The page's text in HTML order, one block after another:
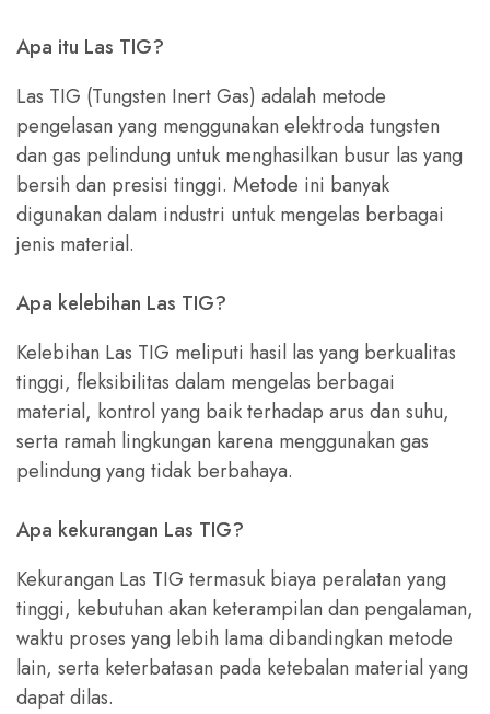
Apa itu Las TIG?
Las TIG (Tungsten Inert Gas) adalah metode
pengelasan yang menggunakan elektroda tungsten
dan gas pelindung untuk menghasilkan busur las yang
bersih dan presisi tinggi. Metode ini banyak
digunakan dalam industri untuk mengelas berbagai
jenis material.
Apa kelebihan Las TIG?
Kelebihan Las TIG meliputi hasil las yang berkualitas
tinggi, fleksibilitas dalam mengelas berbagai
material, kontrol yang baik terhadap arus dan suhu,
serta ramah lingkungan karena menggunakan gas
pelindung yang tidak berbahaya.
Apa kekurangan Las TIG?
Kekurangan Las TIG termasuk biaya peralatan yang
tinggi, kebutuhan akan keterampilan dan pengalaman,
waktu proses yang lebih lama dibandingkan metode
lain, serta keterbatasan pada ketebalan material yang
dapat dilas.